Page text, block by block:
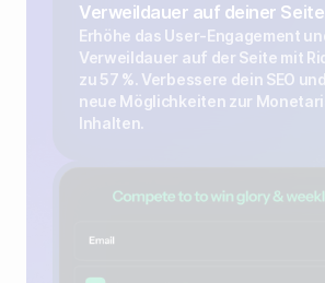
Verweildauer auf deiner
Erhöhe das User-Engagement
Verweildauer auf der Seite mit
zu 57 %. Verbessere dein SEO
neue Möglichkeiten zur
Inhalten.